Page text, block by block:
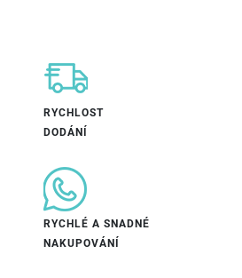
RYCHLOST
DODÁNÍ
RYCHLÉ A SNADNÉ
NAKUPOVÁNÍ